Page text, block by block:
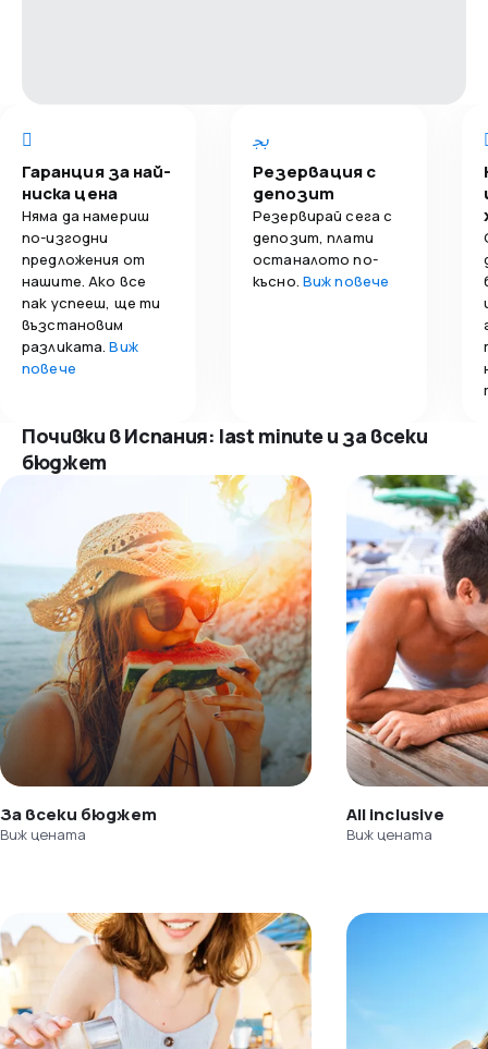
Гаранция за най-
ниска цена
Няма да намериш
по-изгодни
предложения от
нашите. Ако все
пак успееш, ще ти
възстановим
разликата.Виж
повече
Резервация с
депозит
Резервирай сега с
депозит, плати
останалото по-
късно. Виж повече
Почивки в Испания: last minute и за всеки
бюджет
За всеки бюджет
Виж цената
All inclusive
Виж цената